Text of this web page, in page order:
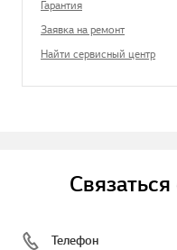
Гарантия
Заявка на ремонт
Найти сервисный центр
Телефон